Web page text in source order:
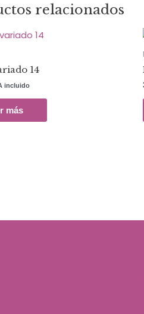
relacionados
14
incluido
más